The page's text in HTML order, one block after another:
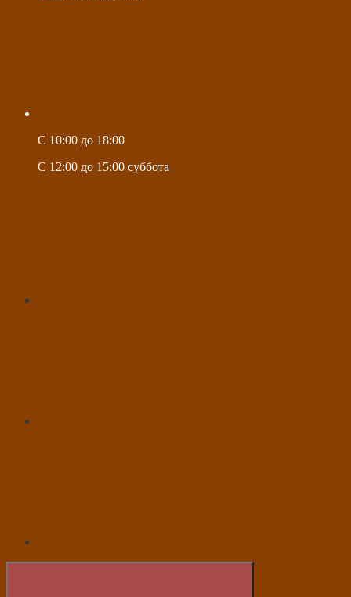
C 10:00 до 18:00
C 12:00 до 15:00 суббота